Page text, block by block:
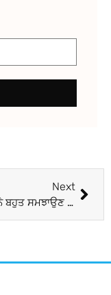
Next
‘ਮੈਨੇਜਮੈਂਟ ਨੇ ਬਹੁਤ ਸਮਝਾਉਣ ਦੀ ਕੋਸ਼ਿਸ਼ ਕੀਤੀ…’ ਕਾਲਕਾਜੀ ਮੰਦਰ ‘ਚ B Praak ਦੇ ਭਜਨ ਵੇਲੇ ਡਿੱਗੀ ਸਟੇਜ; ਸਿੰਗਰ ਨੇ ਕਹੀ ਇਹ ਗੱਲ